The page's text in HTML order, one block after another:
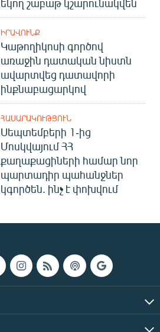
եկող շաբաթ կշարունակվեն
ԻՐԱՎՈՒՆՔ
Կաթողիկոսի գործով
առաջին դատական նիստն
ավարտվեց դատավորի
ինքնաբացարկով
ՀԱՍԱՐԱԿՈՒԹՅՈՒՆ
Սեպտեմբերի 1-ից
Մոսկվայում ՀՀ
քաղաքացիների համար նոր
պարտադիր պահանջներ
կգործեն. ինչ է փոխվում